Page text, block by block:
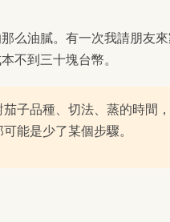
么油膩。有一次我請朋友來
不到三十塊台幣。
子品種、切法、蒸的時間
能是少了某個步驟。